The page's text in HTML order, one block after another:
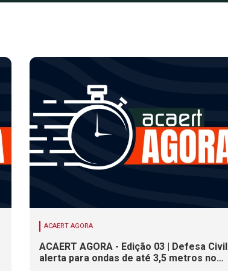
ACAERT AGORA
ACAERT AGORA - Edição 03 | Defesa Civil
alerta para ondas de até 3,5 metros no